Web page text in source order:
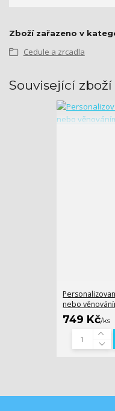
Zboží zařazeno v
Cedule a zrcadla
Související zboží
nebo
749 Kč/ks